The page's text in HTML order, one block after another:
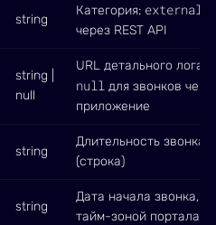
string
Категория: external
через REST API
string |
null
URL детального лога
null для звонков
приложение
string
Длительность звонка
(строка)
string
Дата начала звонка,
тайм-зоной портала